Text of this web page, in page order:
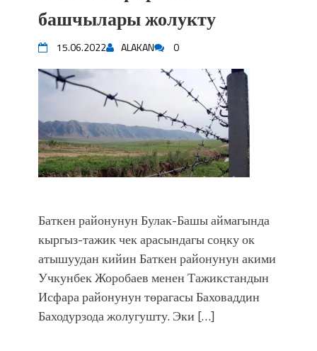
впечатляющим шоу музыкальных
фонтанов в Royal Central Park
Аида САЛЯНОВА: "Кыргыз шахмат
союзунун президенти болуп
шайланышым сыймык жана чоң
жоопкерчилик!"
Садыр ЖАПАРОВ: “Айтматовдой
адабият алпы чыгыш үчүн, улуу көч
уланышы үчүн журнал сөзсүз керек!”
“Китепкана түнγ-2026”: Психолог
Латын арибиндеги “Чабуул”... “Ала-
Тоо” журналынын тарыхы жана
редакторлору... (Тизме. Видео)
“КАРА КЕМПИР”: ҮМҮТТҮН
ТҮБӨЛҮК СИМВОЛУ
Кыргызстандагы эң ири музыкалуу
фонтанды көрүү үчүн Royal Central
башчылары жолукту
15.06.2022 ALAKAN 0
Баткен районунун Булак-Башы аймагында
кыргыз-тажик чек арасындагы соңку ок
атышуудан кийин Баткен районунун акими
Учкунбек Жоробаев менен Тажикстандын
Исфара районунун төрагасы Баховаддин
Баходурзода жолугушту. Эки […]